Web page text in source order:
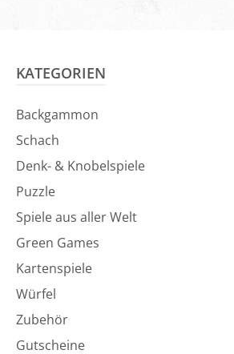
KATEGORIEN
Backgammon
Schach
Denk- & Knobelspiele
Puzzle
Spiele aus aller Welt
Green Games
Kartenspiele
Würfel
Zubehör
Gutscheine